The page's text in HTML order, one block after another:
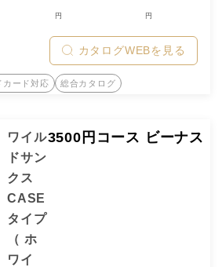
円 円
カタログWEBを見る
カード対応 総合カタログ
ワイル
ドサン
クス
CASE
タイプ
（ ホ
ワイ
3500円コース ビーナス